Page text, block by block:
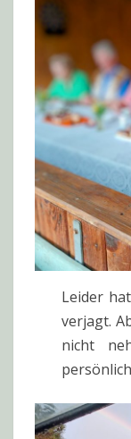
Leider
verjagt.
nicht